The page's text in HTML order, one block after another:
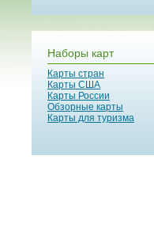
Наборы карт
Карты стран
Карты США
Карты России
Обзорные карты
Карты для туризма